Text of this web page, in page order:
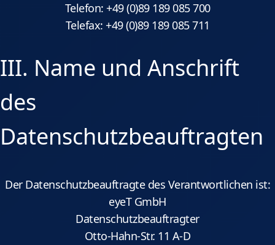
Telefon: +49 (0)89 189 085 700
Telefax: +49 (0)89 189 085 711
III. Name und Anschrift
des
Datenschutzbeauftragten
Der Datenschutzbeauftragte des Verantwortlichen ist:
eyeT GmbH
Datenschutzbeauftragter
Otto-Hahn-Str. 11 A-D